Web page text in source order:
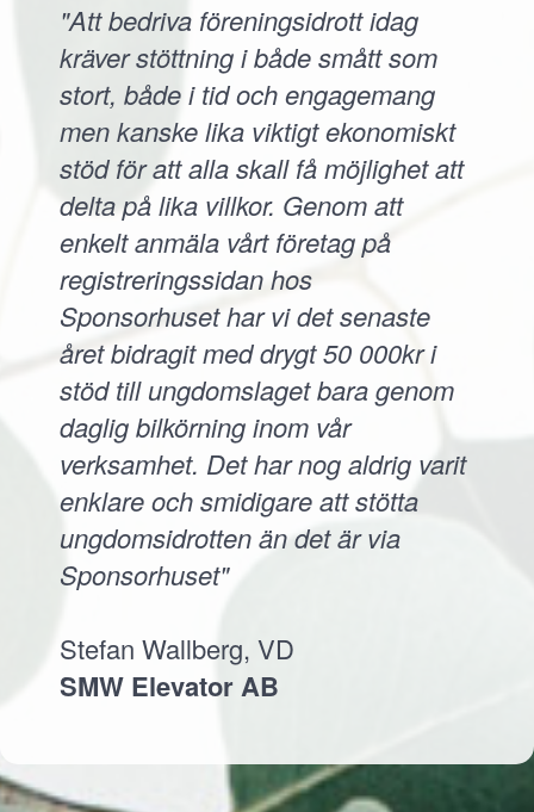
"Att bedriva föreningsidrott idag
kräver stöttning i både smått som
stort, både i tid och engagemang
men kanske lika viktigt ekonomiskt
stöd för att alla skall få möjlighet att
delta på lika villkor. Genom att
enkelt anmäla vårt företag på
registreringssidan hos
Sponsorhuset har vi det senaste
året bidragit med drygt 50 000kr i
stöd till ungdomslaget bara genom
daglig bilkörning inom vår
verksamhet. Det har nog aldrig varit
enklare och smidigare att stötta
ungdomsidrotten än det är via
Sponsorhuset"
Stefan Wallberg, VD
SMW Elevator AB